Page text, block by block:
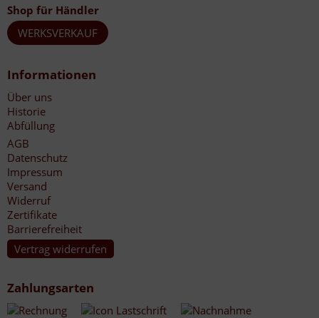
Shop für Händler
WERKSVERKAUF
Informationen
Über uns
Historie
Abfüllung
AGB
Datenschutz
Impressum
Versand
Widerruf
Zertifikate
Barrierefreiheit
Vertrag widerrufen
Zahlungsarten